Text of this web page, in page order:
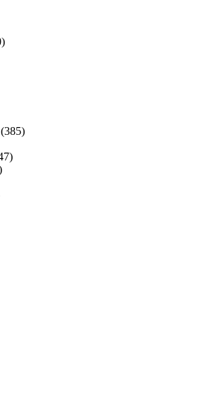
(385)